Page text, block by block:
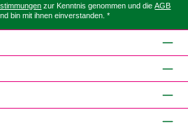
zur Kenntnis genommen und dieAGB
bin mit ihnen einverstanden. *